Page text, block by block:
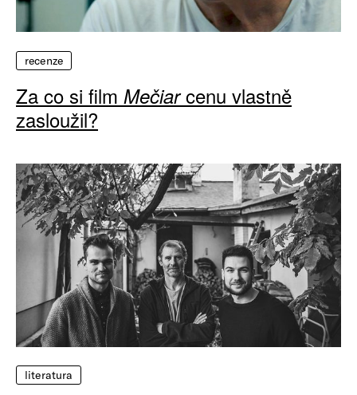
recenze
Za co si film Mečiarcenu vlastně
zasloužil?
literatura